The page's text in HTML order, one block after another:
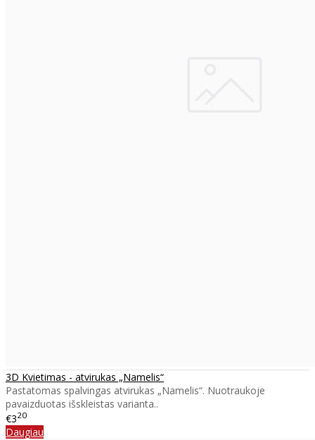
3D Kvietimas - atvirukas „Namelis“
Pastatomas spalvingas atvirukas „Namelis“. Nuotraukoje
pavaizduotas išskleistas varianta..
€320
Daugiau